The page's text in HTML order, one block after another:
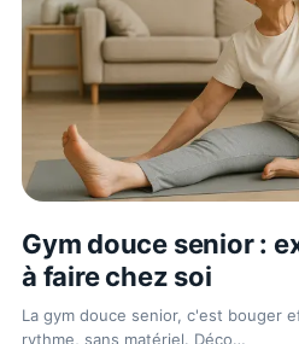
Gym douce senior :
à faire chez soi
La gym douce senior, c'est bouger
rythme, sans matériel. Déco…